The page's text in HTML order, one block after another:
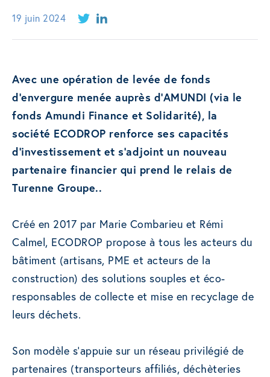
19 juin 2024
Avec une opération de levée de fonds
d’envergure menée auprès d’AMUNDI (via le
fonds Amundi Finance et Solidarité), la
société ECODROP renforce ses capacités
d’investissement et s’adjoint un nouveau
partenaire financier qui prend le relais de
Turenne Groupe..
Créé en 2017 par Marie Combarieu et Rémi
Calmel, ECODROP propose à tous les acteurs du
bâtiment (artisans, PME et acteurs de la
construction) des solutions souples et éco-
responsables de collecte et mise en recyclage de
leurs déchets.
Son modèle s’appuie sur un réseau privilégié de
partenaires (transporteurs affiliés, déchèteries